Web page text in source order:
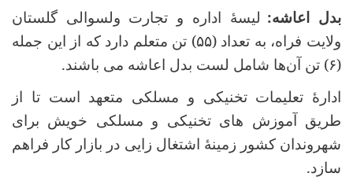
بدل اعاشه: لیسۀ اداره و تجارت ولسوالی گلستان
ولایت فراه، به تعداد (۵۵) تن متعلم دارد که از این جمله
(۶) تن آن‌ها شامل لست بدل اعاشه می باشند.
ادارۀ تعلیمات تخنیکی و مسلکی متعهد است تا از
طریق آموزش های تخنیکی و مسلکی خویش برای
شهروندان کشور زمینۀ اشتغال زایی در بازار کار فراهم
سازد.